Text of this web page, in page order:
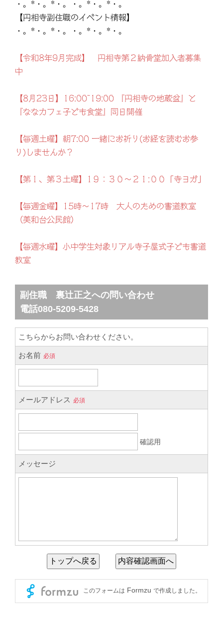
・。*・。*・。・。*・。*・。
【円相寺副住職のイベント情報】
・。*・。*・。・。*・。*・。
【令和8年9月完成】 円相寺第２納骨堂加入者募集
中
【8月23日】16:00~19:00 『円相寺の地蔵盆』と
『ななカフェ子ども食堂』同日開催
【毎週土曜】朝7:00 一緒にお祈り(お経を読むお参
り)しませんか？
【第１、第３土曜】1９：３０～２１:００「寺ヨガ」
【毎週金曜】15時～17時 大人のための書道教室
（美和台公民館）
【毎週水曜】小中学生対象リアル寺子屋式子ども書道
教室